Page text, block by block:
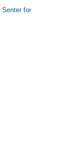
Senter for